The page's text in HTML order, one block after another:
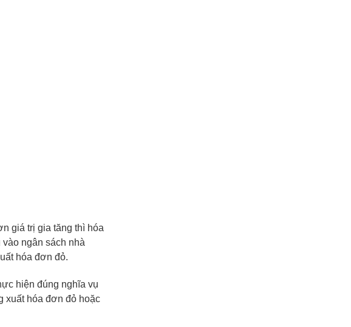
giá trị gia tăng thì hóa
ngân sách nhà
hóa đơn đỏ.
hiện đúng nghĩa vụ
xuất hóa đơn đỏ hoặc